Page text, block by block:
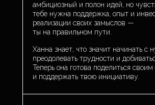
амбициозный и полон идей, но
тебе нужна поддержка, опыт и
реализации своих замыслов —
ты на правильном пути.
Ханна знает, что значит начинать с
преодолевать трудности и
Теперь она готова поделиться
и поддержать твою инициативу.